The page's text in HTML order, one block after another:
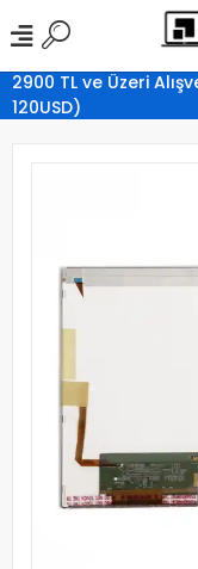
2900 TL ve Üzeri
120USD)